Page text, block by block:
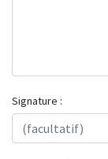
Signature :